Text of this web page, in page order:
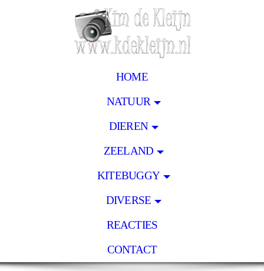
HOME
NATUUR
DIEREN
ZEELAND
KITEBUGGY
DIVERSE
REACTIES
CONTACT